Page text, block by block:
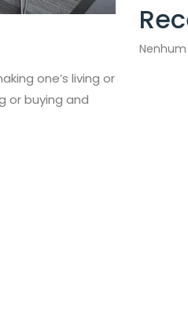
one’s living or
or buying and